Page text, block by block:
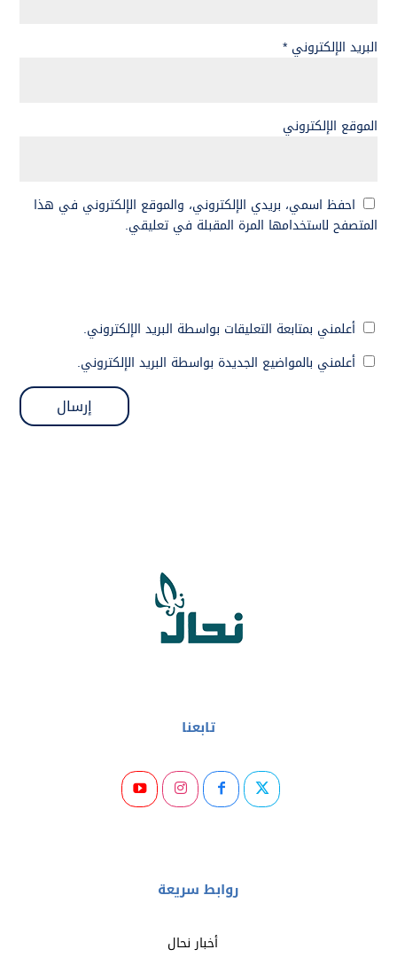
البريد الإلكتروني *
الموقع الإلكتروني
احفظ اسمي، بريدي الإلكتروني، والموقع الإلكتروني في هذا
المتصفح لاستخدامها المرة المقبلة في تعليقي.
أعلمني بمتابعة التعليقات بواسطة البريد الإلكتروني.
أعلمني بالمواضيع الجديدة بواسطة البريد الإلكتروني.
تابعنا
روابط سريعة
أخبار نحال